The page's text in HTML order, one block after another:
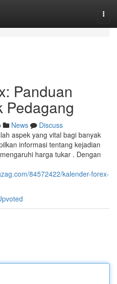
Panduan
Pedagang
News
Discuss
aspek yang vital bagi banyak
informasi tentang kejadian
harga tukar . Dengan
84572422/kalender-forex-